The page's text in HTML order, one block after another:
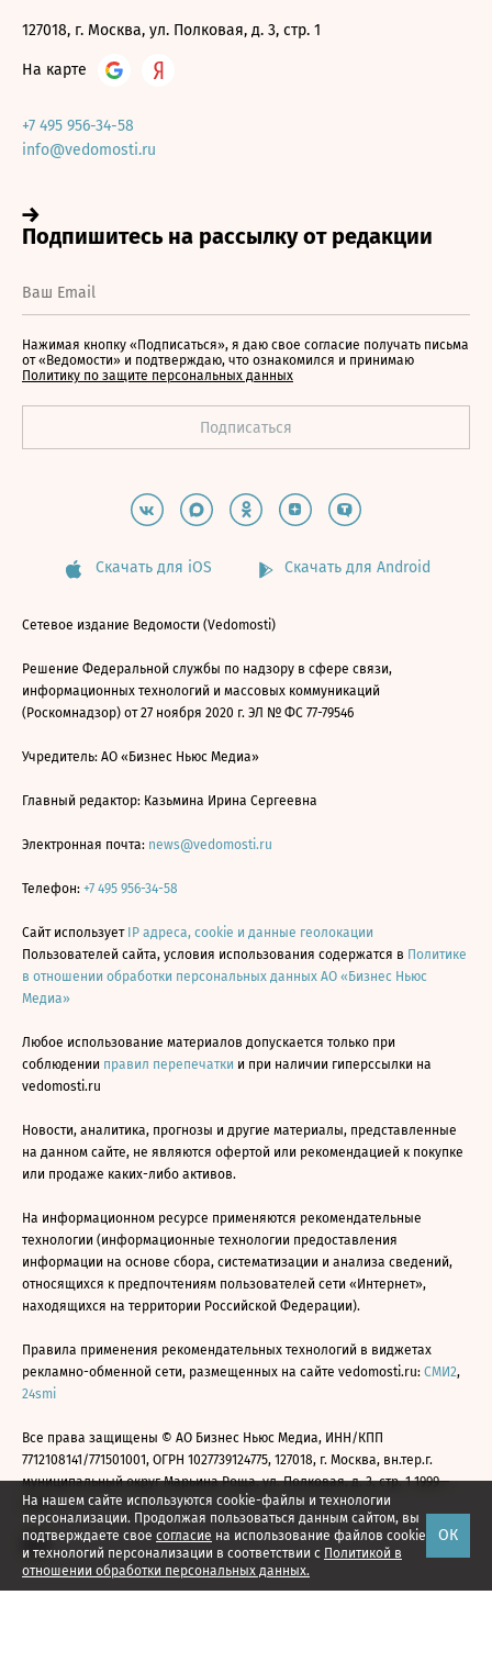
На нашем сайте используются cookie-файлы и технологии
персонализации. Продолжая пользоваться данным сайтом, вы
подтверждаете свое согласие на использование файлов cookie
и технологий персонализации в соответствии с Политикой в
отношении обработки персональных данных.
ОК
127018, г. Москва, ул. Полковая, д. 3, стр. 1
На карте
+7 495 956-34-58
info@vedomosti.ru
Нажимая кнопку «Подписаться», я даю свое согласие получать письма
от «Ведомости» и подтверждаю, что ознакомился и принимаю
Политику по защите персональных данных
Скачать для iOS Скачать для Android
Сетевое издание Ведомости (Vedomosti)
Решение Федеральной службы по надзору в сфере связи,
информационных технологий и массовых коммуникаций
(Роскомнадзор) от 27 ноября 2020 г. ЭЛ № ФС 77-79546
Учредитель: АО «Бизнес Ньюс Медиа»
Главный редактор: Казьмина Ирина Сергеевна
Электронная почта: news@vedomosti.ru
Телефон: +7 495 956-34-58
Сайт использует IP адреса, cookie и данные геолокации
Пользователей сайта, условия использования содержатся в Политике
в отношении обработки персональных данных АО «Бизнес Ньюс
Медиа»
Любое использование материалов допускается только при
соблюдении правил перепечатки и при наличии гиперссылки на
vedomosti.ru
Новости, аналитика, прогнозы и другие материалы, представленные
на данном сайте, не являются офертой или рекомендацией к покупке
или продаже каких-либо активов.
На информационном ресурсе применяются рекомендательные
технологии (информационные технологии предоставления
информации на основе сбора, систематизации и анализа сведений,
относящихся к предпочтениям пользователей сети «Интернет»,
находящихся на территории Российской Федерации).
Правила применения рекомендательных технологий в виджетах
рекламно-обменной сети, размещенных на сайте vedomosti.ru: СМИ2,
24smi
Все права защищены © АО Бизнес Ньюс Медиа, ИНН/КПП
7712108141/771501001, ОГРН 1027739124775, 127018, г. Москва, вн.тер.г.
муниципальный округ Марьина Роща, ул. Полковая, д. 3, стр. 1 1999—
2026